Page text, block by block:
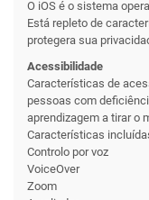
O iOS é o sistema
Está repleto de
protegera sua
Acessibilidade
Características de
pessoas com
aprendizagem a tirar o
Características
Controlo por voz
VoiceOver
Zoom